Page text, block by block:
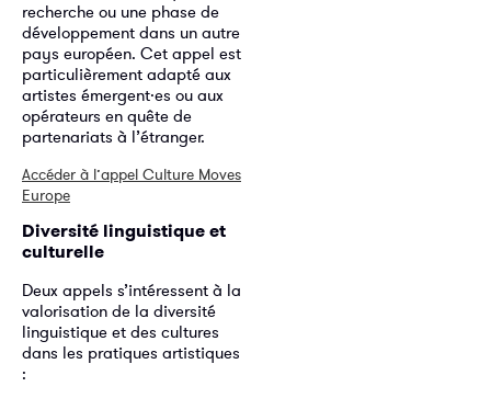
recherche ou une phase de
développement dans un autre
pays européen. Cet appel est
particulièrement adapté aux
artistes émergent·es ou aux
opérateurs en quête de
partenariats à l’étranger.
Accéder à l’appel Culture Moves
Europe
Diversité linguistique et
culturelle
Deux appels s’intéressent à la
valorisation de la diversité
linguistique et des cultures
dans les pratiques artistiques
: